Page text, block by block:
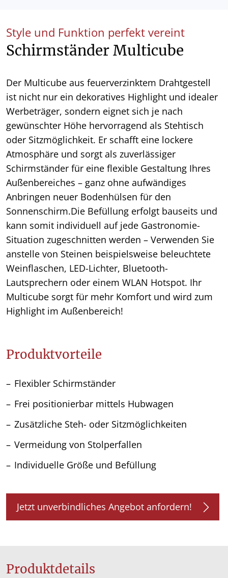
Style und Funktion perfekt vereint
Schirmständer Multicube
Der Multicube aus feuerverzinktem Drahtgestell
ist nicht nur ein dekoratives Highlight und idealer
Werbeträger, sondern eignet sich je nach
gewünschter Höhe hervorragend als Stehtisch
oder Sitzmöglichkeit. Er schafft eine lockere
Atmosphäre und sorgt als zuverlässiger
Schirmständer für eine flexible Gestaltung Ihres
Außenbereiches – ganz ohne aufwändiges
Anbringen neuer Bodenhülsen für den
Sonnenschirm.Die Befüllung erfolgt bauseits und
kann somit individuell auf jede Gastronomie-
Situation zugeschnitten werden – Verwenden Sie
anstelle von Steinen beispielsweise beleuchtete
Weinflaschen, LED-Lichter, Bluetooth-
Lautsprechern oder einem WLAN Hotspot. Ihr
Multicube sorgt für mehr Komfort und wird zum
Highlight im Außenbereich!
Produktvorteile
Flexibler Schirmständer
Frei positionierbar mittels Hubwagen
Zusätzliche Steh- oder Sitzmöglichkeiten
Vermeidung von Stolperfallen
Individuelle Größe und Befüllung
Jetzt unverbindliches Angebot anfordern!
Produktdetails